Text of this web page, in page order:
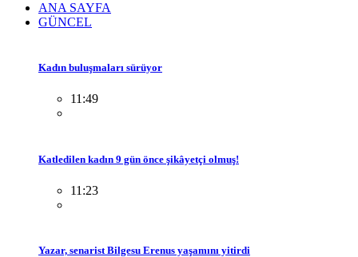
ANA SAYFA
GÜNCEL
Kadın buluşmaları sürüyor
11:49
Katledilen kadın 9 gün önce şikâyetçi olmuş!
11:23
Yazar, senarist Bilgesu Erenus yaşamını yitirdi